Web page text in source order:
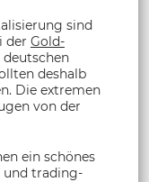
sind
der Gold-
deutschen
deshalb
Die extremen
von der
ein schönes
und trading-